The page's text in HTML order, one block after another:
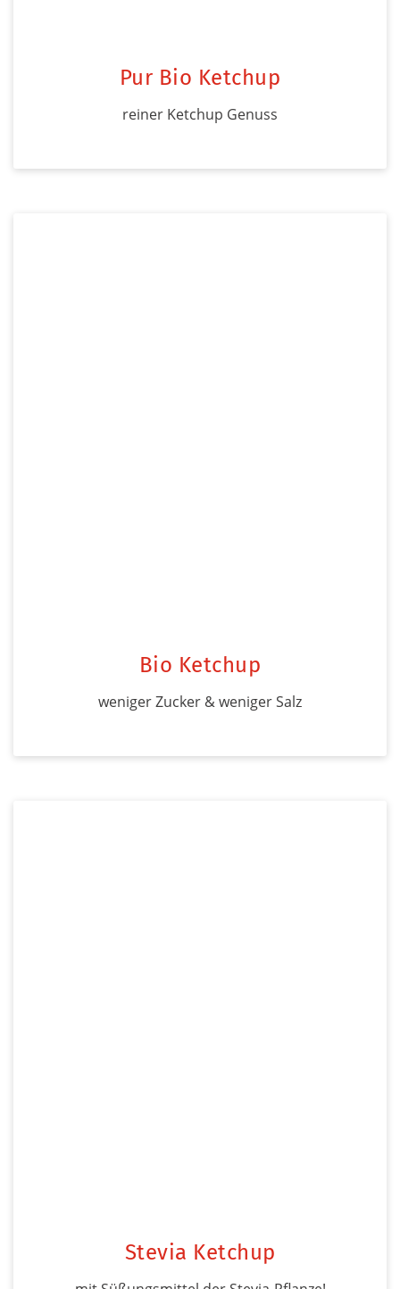
Pur Bio Ketchup
reiner Ketchup Genuss
Bio Ketchup
weniger Zucker & weniger Salz
Stevia Ketchup